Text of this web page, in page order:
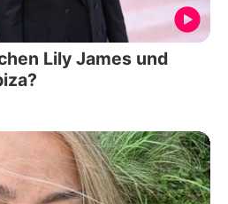
Lily James und